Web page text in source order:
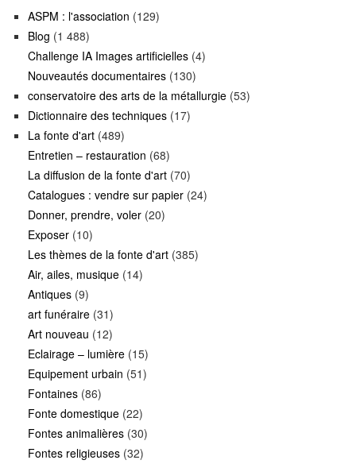
ASPM : l'association (129)
Blog (1 488)
Challenge IA Images artificielles (4)
Nouveautés documentaires (130)
conservatoire des arts de la métallurgie (53)
Dictionnaire des techniques (17)
La fonte d'art (489)
Entretien – restauration (68)
La diffusion de la fonte d'art (70)
Catalogues : vendre sur papier (24)
Donner, prendre, voler (20)
Exposer (10)
Les thèmes de la fonte d'art (385)
Air, ailes, musique (14)
Antiques (9)
art funéraire (31)
Art nouveau (12)
Eclairage – lumière (15)
Equipement urbain (51)
Fontaines (86)
Fonte domestique (22)
Fontes animalières (30)
Fontes religieuses (32)